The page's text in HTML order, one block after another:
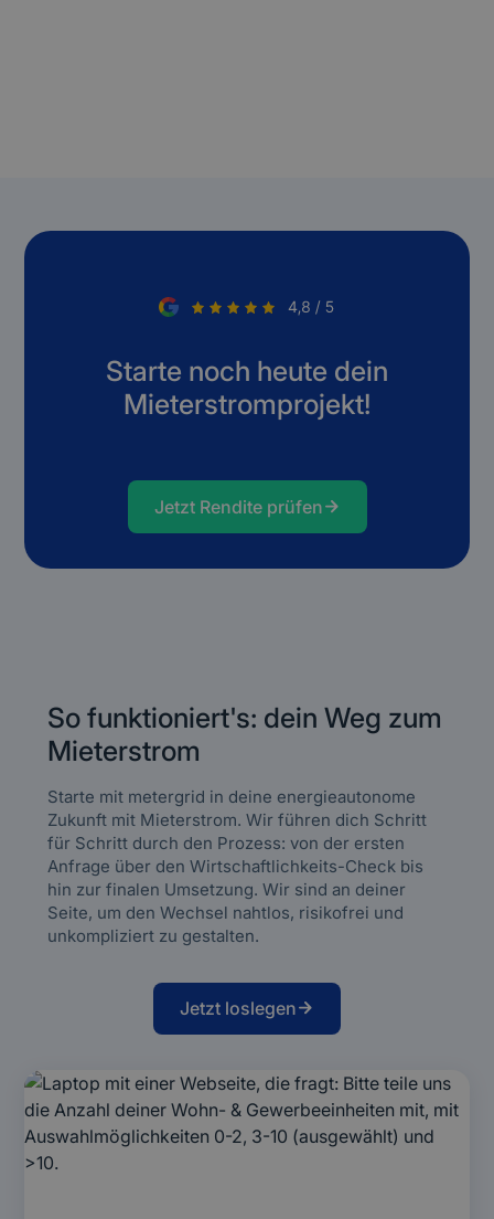
Starte noch heute dein
Mieterstromprojekt!
Jetzt Rendite prüfen
So funktioniert's: dein Weg zum
Mieterstrom
Starte mit metergrid in deine energieautonome
Zukunft mit Mieterstrom. Wir führen dich Schritt
für Schritt durch den Prozess: von der ersten
Anfrage über den Wirtschaftlichkeits-Check bis
hin zur finalen Umsetzung. Wir sind an deiner
Seite, um den Wechsel nahtlos, risikofrei und
unkompliziert zu gestalten.
Jetzt loslegen